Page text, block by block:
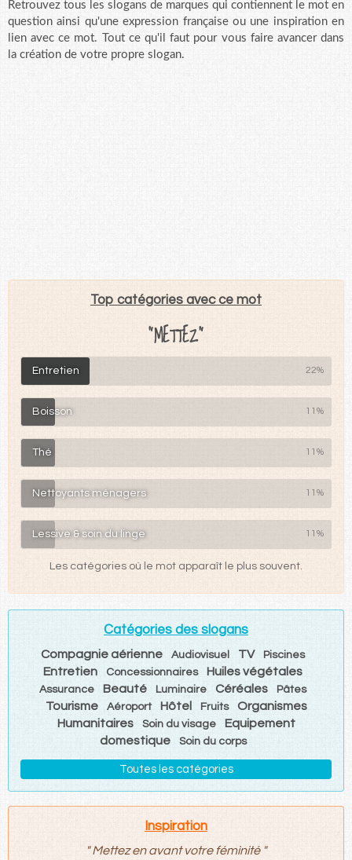
Retrouvez tous les slogans de marques qui contiennent le mot en
question ainsi qu'une expression française ou une inspiration en
lien avec ce mot. Tout ce qu'il faut pour vous faire avancer dans
la création de votre propre slogan.
Top catégories avec ce mot
"METTEZ"
Entretien 22%
Boisson 11%
Thé 11%
Nettoyants ménagers 11%
Lessive & soin du linge 11%
Les catégories où le mot apparaît le plus souvent.
Catégories des slogans
Compagnie aérienne Audiovisuel TV Piscines
Entretien Concessionnaires Huiles végétales
Assurance Beauté Luminaire Céréales Pâtes
Tourisme Aéroport Hôtel Fruits
Organismes
Humanitaires
Soin du visage
Equipement
domestique
Soin du corps
Toutes les catégories
Inspiration
" Mettez en avant votre féminité "